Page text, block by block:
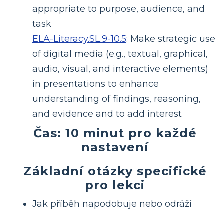
appropriate to purpose, audience, and
task
ELA-Literacy.SL.9-10.5: Make strategic use
of digital media (e.g., textual, graphical,
audio, visual, and interactive elements)
in presentations to enhance
understanding of findings, reasoning,
and evidence and to add interest
Čas: 10 minut pro každé
nastavení
Základní otázky specifické
pro lekci
Jak příběh napodobuje nebo odráží